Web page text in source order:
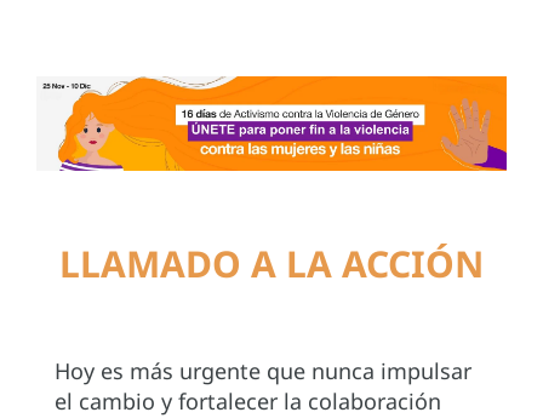
LLAMADO A LA ACCIÓN
Hoy es más urgente que nunca impulsar
el cambio y fortalecer la colaboración